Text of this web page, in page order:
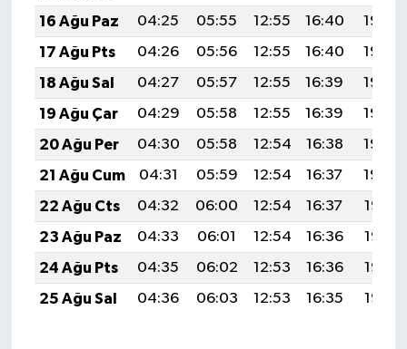
16 Ağu Paz
04:25 05:55 12:55 16:40
19:45
17 Ağu Pts
04:26 05:56 12:55 16:40
19:44
18 Ağu Sal
04:27 05:57 12:55 16:39
19:43
19 Ağu Çar
04:29 05:58 12:55 16:39
19:42
20 Ağu Per
04:30 05:58 12:54 16:38
19:40
21 Ağu Cum
04:31 05:59 12:54 16:37
19:39
22 Ağu Cts
04:32 06:00 12:54 16:37
19:38
23 Ağu Paz
04:33 06:01 12:54 16:36
19:36
24 Ağu Pts
04:35 06:02 12:53 16:36
19:35
25 Ağu Sal
04:36 06:03 12:53 16:35 19:33